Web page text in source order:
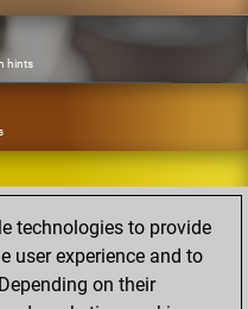
hints
technologies to provide
user experience and to
on their